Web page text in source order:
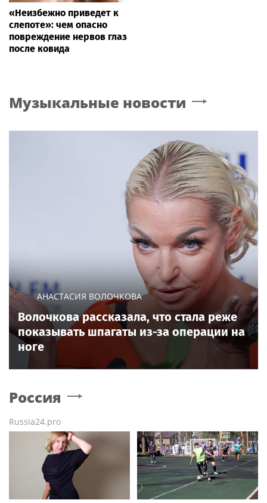
«Неизбежно приведет к
слепоте»: чем опасно
повреждение нервов глаз
после ковида
Музыкальные новости
АНАСТАСИЯ ВОЛОЧКОВА
Волочкова рассказала, что стала реже
показывать шпагаты из-за операции на
ноге
Россия
Russia24.pro